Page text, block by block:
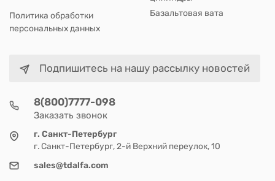
Политика обработки
персональных данных
Базальтовая вата
Подпишитесь на нашу рассылку новостей
8(800)7777-098
Заказать звонок
г. Санкт-Петербург
г. Санкт-Петербург, 2-й Верхний переулок, 10
sales@tdalfa.com